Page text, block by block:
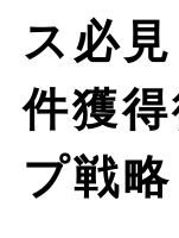
資料ダウ
プライバ
ス必
件獲
プ戦略